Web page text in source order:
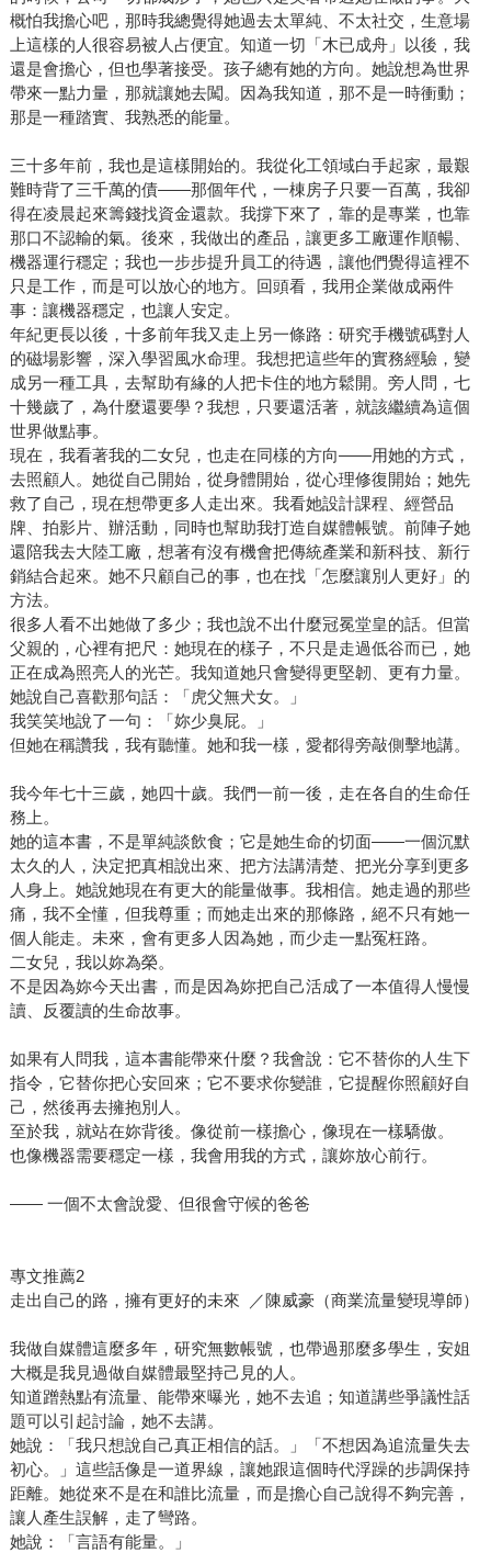
概怕我擔心吧，那時我總覺得她過去太單純、不太社交，生意場
上這樣的人很容易被人占便宜。知道一切「木已成舟」以後，我
還是會擔心，但也學著接受。孩子總有她的方向。她說想為世界
帶來一點力量，那就讓她去闖。因為我知道，那不是一時衝動；
那是一種踏實、我熟悉的能量。
三十多年前，我也是這樣開始的。我從化工領域白手起家，最艱
難時背了三千萬的債——那個年代，一棟房子只要一百萬，我卻
得在凌晨起來籌錢找資金還款。我撐下來了，靠的是專業，也靠
那口不認輸的氣。後來，我做出的產品，讓更多工廠運作順暢、
機器運行穩定；我也一步步提升員工的待遇，讓他們覺得這裡不
只是工作，而是可以放心的地方。回頭看，我用企業做成兩件
事：讓機器穩定，也讓人安定。
年紀更長以後，十多前年我又走上另一條路：研究手機號碼對人
的磁場影響，深入學習風水命理。我想把這些年的實務經驗，變
成另一種工具，去幫助有緣的人把卡住的地方鬆開。旁人問，七
十幾歲了，為什麼還要學？我想，只要還活著，就該繼續為這個
世界做點事。
現在，我看著我的二女兒，也走在同樣的方向——用她的方式，
去照顧人。她從自己開始，從身體開始，從心理修復開始；她先
救了自己，現在想帶更多人走出來。我看她設計課程、經營品
牌、拍影片、辦活動，同時也幫助我打造自媒體帳號。前陣子她
還陪我去大陸工廠，想著有沒有機會把傳統產業和新科技、新行
銷結合起來。她不只顧自己的事，也在找「怎麼讓別人更好」的
方法。
很多人看不出她做了多少；我也說不出什麼冠冕堂皇的話。但當
父親的，心裡有把尺：她現在的樣子，不只是走過低谷而已，她
正在成為照亮人的光芒。我知道她只會變得更堅韌、更有力量。
她說自己喜歡那句話：「虎父無犬女。」
我笑笑地說了一句：「妳少臭屁。」
但她在稱讚我，我有聽懂。她和我一樣，愛都得旁敲側擊地講。
我今年七十三歲，她四十歲。我們一前一後，走在各自的生命任
務上。
她的這本書，不是單純談飲食；它是她生命的切面——一個沉默
太久的人，決定把真相說出來、把方法講清楚、把光分享到更多
人身上。她說她現在有更大的能量做事。我相信。她走過的那些
痛，我不全懂，但我尊重；而她走出來的那條路，絕不只有她一
個人能走。未來，會有更多人因為她，而少走一點冤枉路。
二女兒，我以妳為榮。
不是因為妳今天出書，而是因為妳把自己活成了一本值得人慢慢
讀、反覆讀的生命故事。
如果有人問我，這本書能帶來什麼？我會說：它不替你的人生下
指令，它替你把心安回來；它不要求你變誰，它提醒你照顧好自
己，然後再去擁抱別人。
至於我，就站在妳背後。像從前一樣擔心，像現在一樣驕傲。
也像機器需要穩定一樣，我會用我的方式，讓妳放心前行。
—— 一個不太會說愛、但很會守候的爸爸
專文推薦2
走出自己的路，擁有更好的未來 ／陳威豪（商業流量變現導師）
我做自媒體這麼多年，研究無數帳號，也帶過那麼多學生，安姐
大概是我見過做自媒體最堅持己見的人。
知道蹭熱點有流量、能帶來曝光，她不去追；知道講些爭議性話
題可以引起討論，她不去講。
她說：「我只想說自己真正相信的話。」「不想因為追流量失去
初心。」這些話像是一道界線，讓她跟這個時代浮躁的步調保持
距離。她從來不是在和誰比流量，而是擔心自己說得不夠完善，
讓人產生誤解，走了彎路。
她說：「言語有能量。」